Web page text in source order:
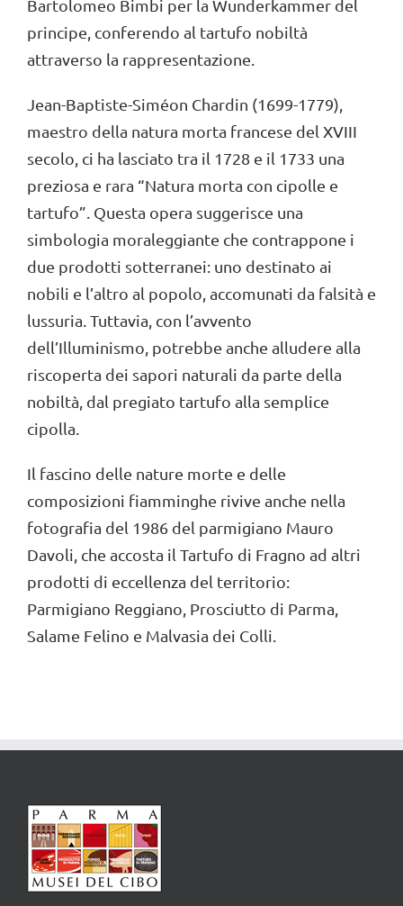
Bartolomeo Bimbi per la Wunderkammer del
principe, conferendo al tartufo nobiltà
attraverso la rappresentazione.
Jean-Baptiste-Siméon Chardin (1699-1779),
maestro della natura morta francese del XVIII
secolo, ci ha lasciato tra il 1728 e il 1733 una
preziosa e rara “Natura morta con cipolle e
tartufo”. Questa opera suggerisce una
simbologia moraleggiante che contrappone i
due prodotti sotterranei: uno destinato ai
nobili e l’altro al popolo, accomunati da falsità e
lussuria. Tuttavia, con l’avvento
dell’Illuminismo, potrebbe anche alludere alla
riscoperta dei sapori naturali da parte della
nobiltà, dal pregiato tartufo alla semplice
cipolla.
Il fascino delle nature morte e delle
composizioni fiamminghe rivive anche nella
fotografia del 1986 del parmigiano Mauro
Davoli, che accosta il Tartufo di Fragno ad altri
prodotti di eccellenza del territorio:
Parmigiano Reggiano, Prosciutto di Parma,
Salame Felino e Malvasia dei Colli.